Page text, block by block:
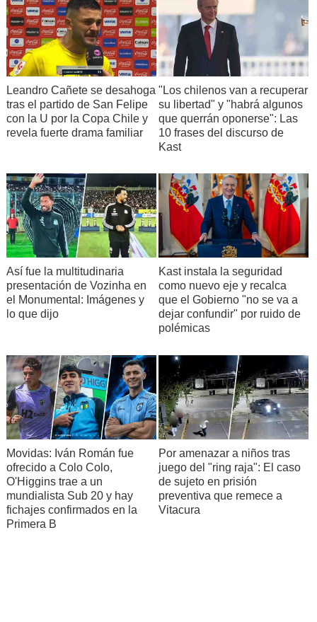
Leandro Cañete se desahoga
tras el partido de San Felipe
con la U por la Copa Chile y
revela fuerte drama familiar
"Los chilenos van a recuperar
su libertad" y "habrá algunos
que querrán oponerse": Las
10 frases del discurso de
Kast
Así fue la multitudinaria
presentación de Vozinha en
el Monumental: Imágenes y
lo que dijo
Kast instala la seguridad
como nuevo eje y recalca
que el Gobierno "no se va a
dejar confundir" por ruido de
polémicas
Movidas: Iván Román fue
ofrecido a Colo Colo,
O'Higgins trae a un
mundialista Sub 20 y hay
fichajes confirmados en la
Primera B
Por amenazar a niños tras
juego del "ring raja": El caso
de sujeto en prisión
preventiva que remece a
Vitacura